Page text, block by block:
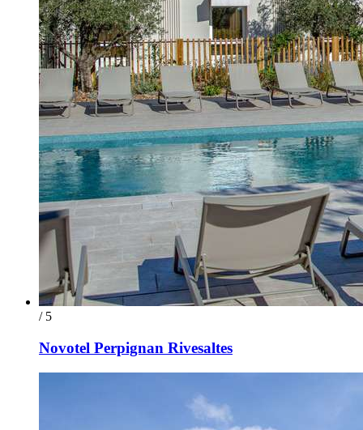
/ 5
Novotel Perpignan Rivesaltes